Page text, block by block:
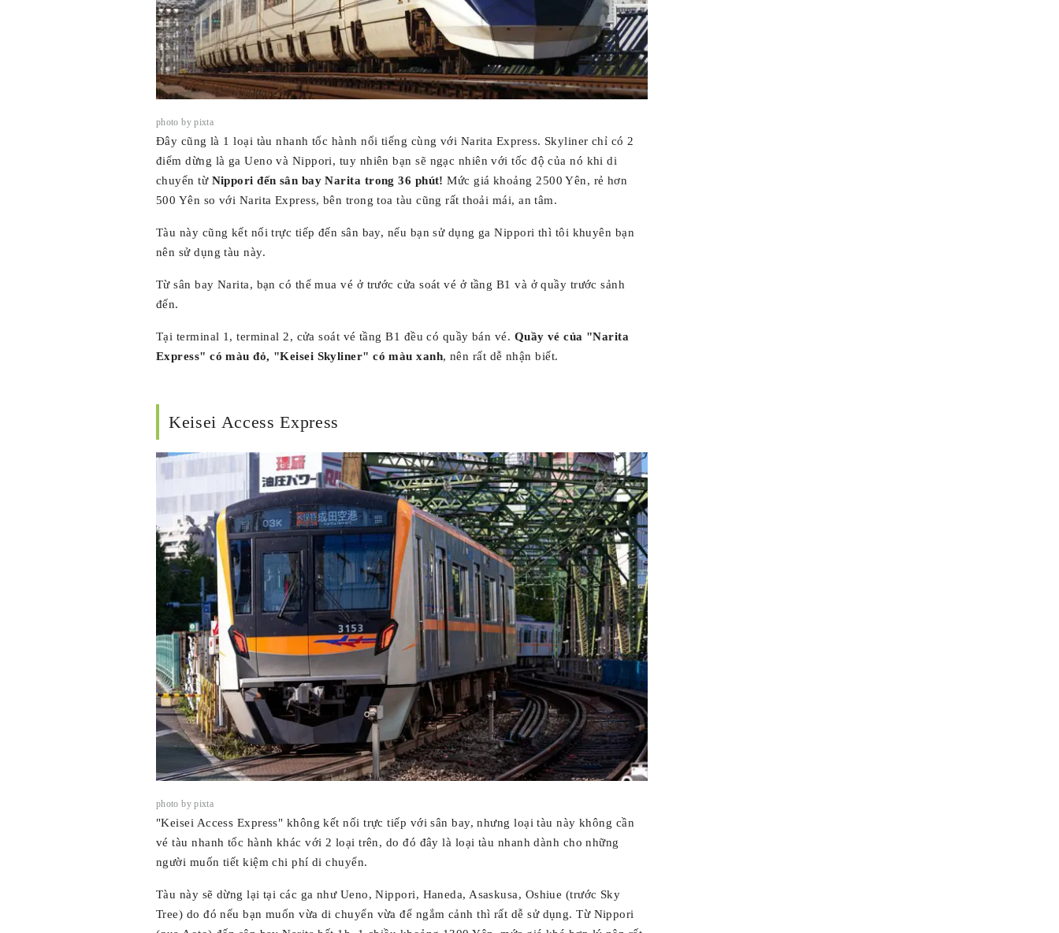
photo by pixta
Đây cũng là 1 loại tàu nhanh tốc hành nổi tiếng cùng với Narita Express. Skyliner chỉ có 2
điểm dừng là ga Ueno và Nippori, tuy nhiên bạn sẽ ngạc nhiên với tốc độ của nó khi di
chuyển từ Nippori đến sân bay Narita trong 36 phút!Mức giá khoảng 2500 Yên, rẻ hơn
500 Yên so với Narita Express, bên trong toa tàu cũng rất thoải mái, an tâm.
Tàu này cũng kết nối trực tiếp đến sân bay, nếu bạn sử dụng ga Nippori thì tôi khuyên bạn
nên sử dụng tàu này.
Từ sân bay Narita, bạn có thể mua vé ở trước cửa soát vé ở tầng B1 và ở quầy trước sảnh
đến.
Tại terminal 1, terminal 2, cửa soát vé tầng B1 đều có quầy bán vé. Quầy vé của "Narita
Express" có màu đỏ, "Keisei Skyliner" có màu xanh, nên rất dễ nhận biết.
Keisei Access Express
photo by pixta
"Keisei Access Express" không kết nối trực tiếp với sân bay, nhưng loại tàu này không cần
vé tàu nhanh tốc hành khác với 2 loại trên, do đó đây là loại tàu nhanh dành cho những
người muốn tiết kiệm chi phí di chuyển.
Tàu này sẽ dừng lại tại các ga như Ueno, Nippori, Haneda, Asaskusa, Oshiue (trước Sky
Tree) do đó nếu bạn muốn vừa di chuyển vừa để ngắm cảnh thì rất dễ sử dụng. Từ Nippori